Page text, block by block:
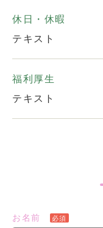
休日・休暇
テキスト
福利厚生
テキスト
お名前 必須